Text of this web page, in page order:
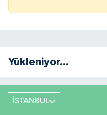
Yükleniyor...
İSTANBUL